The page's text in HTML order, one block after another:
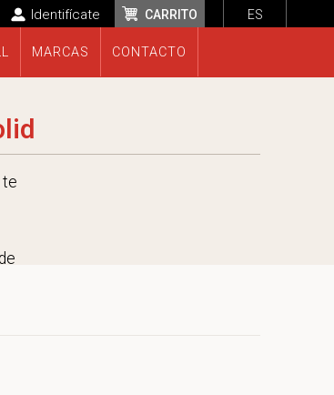
ES
CARRITO
Identifícate
MARCAS CONTACTO
te